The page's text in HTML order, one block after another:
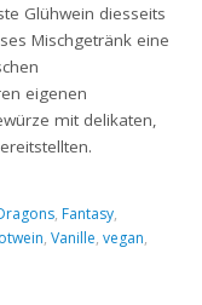
Glühwein diesseits
Mischgetränk eine
eigenen
mit delikaten,
, Fantasy,
,Vanille,vegan,